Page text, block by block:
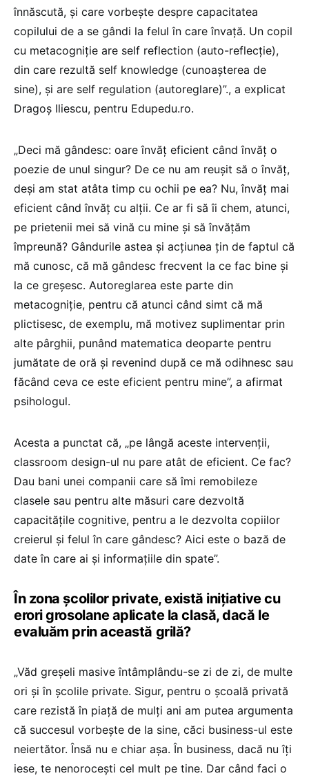
înnăscută, și care vorbește despre capacitatea
copilului de a se gândi la felul în care învață. Un copil
cu metacogniție are self reflection (auto-reflecție),
din care rezultă self knowledge (cunoașterea de
sine), și are self regulation (autoreglare)”., a explicat
Dragoș Iliescu, pentru Edupedu.ro.
„Deci mă gândesc: oare învăț eficient când învăț o
poezie de unul singur? De ce nu am reușit să o învăț,
deși am stat atâta timp cu ochii pe ea? Nu, învăț mai
eficient când învăț cu alții. Ce ar fi să îi chem, atunci,
pe prietenii mei să vină cu mine și să învățăm
împreună? Gândurile astea și acțiunea țin de faptul că
mă cunosc, că mă gândesc frecvent la ce fac bine și
la ce greșesc. Autoreglarea este parte din
metacogniție, pentru că atunci când simt că mă
plictisesc, de exemplu, mă motivez suplimentar prin
alte pârghii, punând matematica deoparte pentru
jumătate de oră și revenind după ce mă odihnesc sau
făcând ceva ce este eficient pentru mine”, a afirmat
psihologul.
Acesta a punctat că, „pe lângă aceste intervenții,
classroom design-ul nu pare atât de eficient. Ce fac?
Dau bani unei companii care să îmi remobileze
clasele sau pentru alte măsuri care dezvoltă
capacitățile cognitive, pentru a le dezvolta copiilor
creierul și felul în care gândesc? Aici este o bază de
date în care ai și informațiile din spate”.
În zona școlilor private, există inițiative cu
erori grosolane aplicate la clasă, dacă le
evaluăm prin această grilă?
„Văd greșeli masive întâmplându-se zi de zi, de multe
ori și în școlile private. Sigur, pentru o școală privată
care rezistă în piață de mulți ani am putea argumenta
că succesul vorbește de la sine, căci business-ul este
neiertător. Însă nu e chiar așa. În business, dacă nu îți
iese, te nenorocești cel mult pe tine. Dar când faci o